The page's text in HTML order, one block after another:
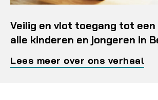
Veilig en vlot toegang tot
alle kinderen en jongeren in
Lees meer over ons verhaal